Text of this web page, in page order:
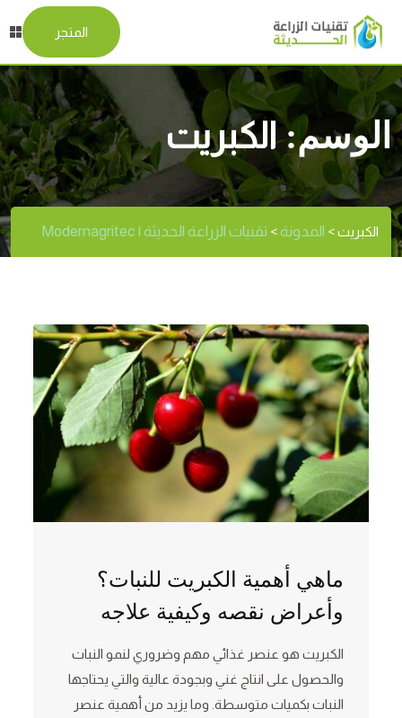
المتجر
الوسم:الكبريت
الكبريت> المدونة> تقنيات الزراعة الحديثة | Modernagritec
ماهي أهمية الكبريت للنبات؟
وأعراض نقصه وكيفية علاجه
الكبريت هو عنصر غذائي مهم وضروري لنمو النبات
والحصول على انتاج غني وبجودة عالية والتي يحتاجها
النبات بكميات متوسطة. وما يزيد من أهمية عنصر